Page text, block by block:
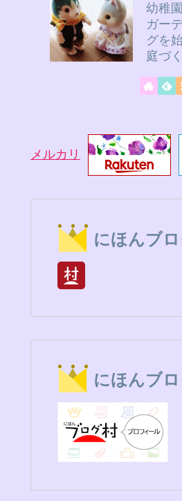
幼稚
ガー
グを
庭づ
メルカリ
にほんブ
にほんブロ